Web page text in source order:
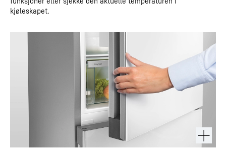
kjøleskapet.